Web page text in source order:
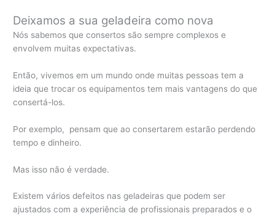
Deixamos a sua geladeira como nova
Nós sabemos que consertos são sempre complexos e
envolvem muitas expectativas.
Então, vivemos em um mundo onde muitas pessoas tem a
ideia que trocar os equipamentos tem mais vantagens do que
consertá-los.
Por exemplo, pensam que ao consertarem estarão perdendo
tempo e dinheiro.
Mas isso não é verdade.
Existem vários defeitos nas geladeiras que podem ser
ajustados com a experiência de profissionais preparados e o